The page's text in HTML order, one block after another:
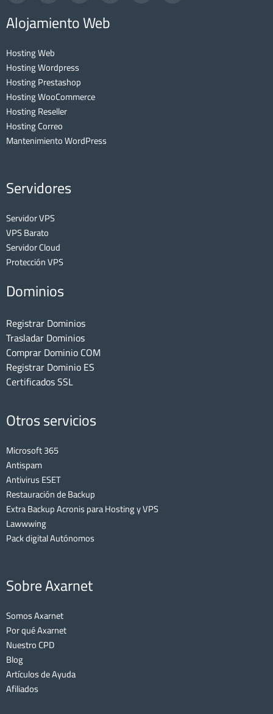
Alojamiento Web
Hosting Web
Hosting Wordpress
Hosting Prestashop
Hosting WooCommerce
Hosting Reseller
Hosting Correo
Mantenimiento WordPress
Servidores
Servidor VPS
VPS Barato
Servidor Cloud
Protección VPS
Dominios
Registrar Dominios
Trasladar Dominios
Comprar Dominio COM
Registrar Dominio ES
Certificados SSL
Otros servicios
Microsoft 365
Antispam
Antivirus ESET
Restauración de Backup
Extra Backup Acronis para Hosting y VPS
Lawwwing
Pack digital Autónomos
Sobre Axarnet
Somos Axarnet
Por qué Axarnet
Nuestro CPD
Blog
Artículos de Ayuda
Afiliados